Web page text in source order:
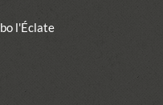
l'Éclate